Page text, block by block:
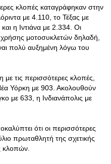
κλοπές καταγράφηκαν στην
με 4.110, το Τέξας με
η Ιντιάνα με 2.334. Οι
μοτοσυκλετών δηλαδή,
πολύ αυξημένη λόγω του
τις περισσότερες κλοπές,
Υόρκη με 903. Ακολουθούν
με 633, η Ινδιανάπολις με
ότι οι περισσότερες
πρωταθλητή της σχετικής
κλοπών.